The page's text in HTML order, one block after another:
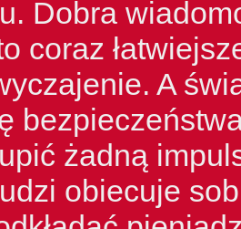
Dobra
coraz
A
żadną
obiecuje